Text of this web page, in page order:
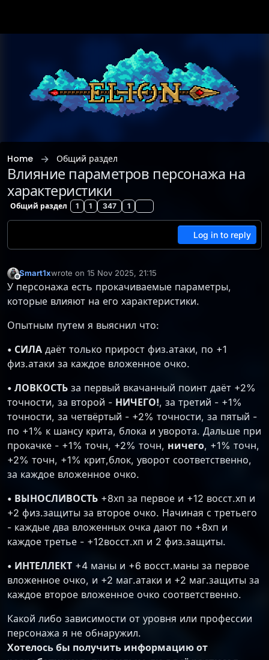
Home Общий раздел
Влияние параметров персонажа на
характеристики
Общий раздел 1 1 347 1
Log in to reply
Offline
Smart1xwrote on 15 Nov 2025, 21:15
last edited by Smart1x
У персонажа есть прокачиваемые параметры,
которые влияют на его характеристики.
Опытным путем я выяснил что:
• СИЛА даёт только прирост физ.атаки, по +1
физ.атаки за каждое вложенное очко.
• ЛОВКОСТЬ за первый вкачанный поинт даёт +2%
точности, за второй - НИЧЕГО!, за третий - +1%
точности, за четвёртый - +2% точности, за пятый -
по +1% к шансу крита, блока и уворота. Дальше при
прокачке - +1% точн, +2% точн, ничего, +1% точн,
+2% точн, +1% крит,блок, уворот соответственно,
за каждое вложенное очко.
• ВЫНОСЛИВОСТЬ +8хп за первое и +12 восст.хп и
+2 физ.защиты за второе очко. Начиная с третьего
- каждые два вложенных очка дают по +8хп и
каждое третье - +12восст.хп и 2 физ.защиты.
• ИНТЕЛЛЕКТ +4 маны и +6 восст.маны за первое
вложенное очко, и +2 маг.атаки и +2 маг.защиты за
каждое второе вложенное очко соответственно.
Какой либо зависимости от уровня или профессии
персонажа я не обнаружил.
Хотелось бы получить информацию от